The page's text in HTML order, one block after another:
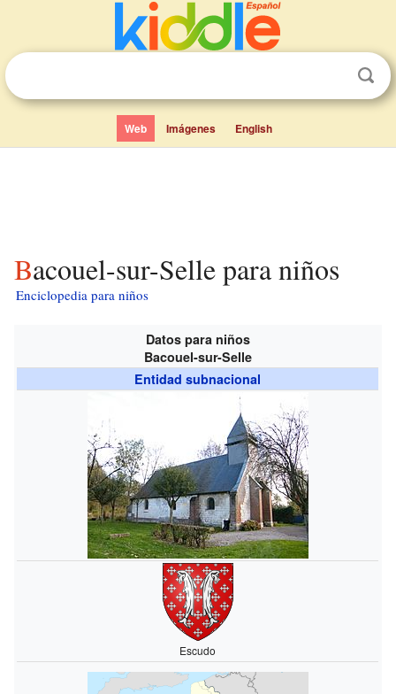
Web Imágenes English
Bacouel-sur-Selle para niños
Enciclopedia para niños
Datos para niños
Bacouel-sur-Selle
Entidad subnacional
Escudo